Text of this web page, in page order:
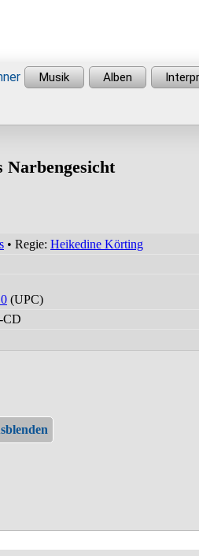
Narbengesicht
• Regie: Heikedine Körting
(UPC)
CD